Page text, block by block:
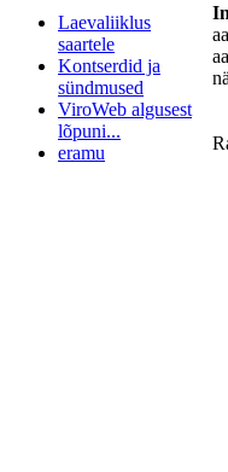
Laevaliiklus
saartele
Kontserdid ja
sündmused
ViroWeb algusest
lõpuni...
eramu